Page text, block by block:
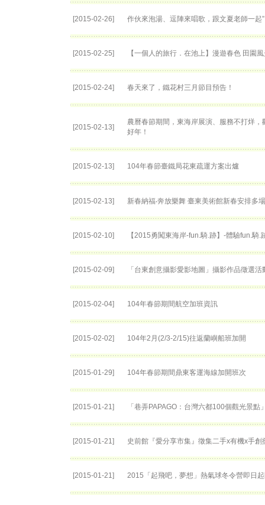
[2015-02-26] 作伙來泡湯、逗陣來唱歌，跟文夏老師一起
[2015-02-25] 【一個人的旅行．在池上】漫遊春色 田園
[2015-02-24] 春天來了，鐵花村三月節目預告！
[2015-02-13]
農曆春節期間，東海岸展演、服務不打烊
好年！
[2015-02-13] 104年春節臺鐵局花東疏運方案出爐
[2015-02-13] 新春納福‧奔放樂舞 臺東美術館新春安排多
[2015-02-10] 【2015勇闖東海岸-fun.騎.跡】-體驗fun.騎.
[2015-02-09] 「台東創意攝影愛影地圖」攝影作品徵選活
[2015-02-04] 104年春節期間航空加班資訊
[2015-02-02] 104年2月(2/3-2/15)往返蘭嶼船班加開
[2015-01-29] 104年春節期間鼎東客運海線加開班次
[2015-01-21] 「巷弄PAPAGO：台灣六都100個觀光景點
[2015-01-21] 史前館『愛分享市集』徵集二手x有機x手創
[2015-01-21] 2015「起飛吧，夢想」熱氣球冬令營即日